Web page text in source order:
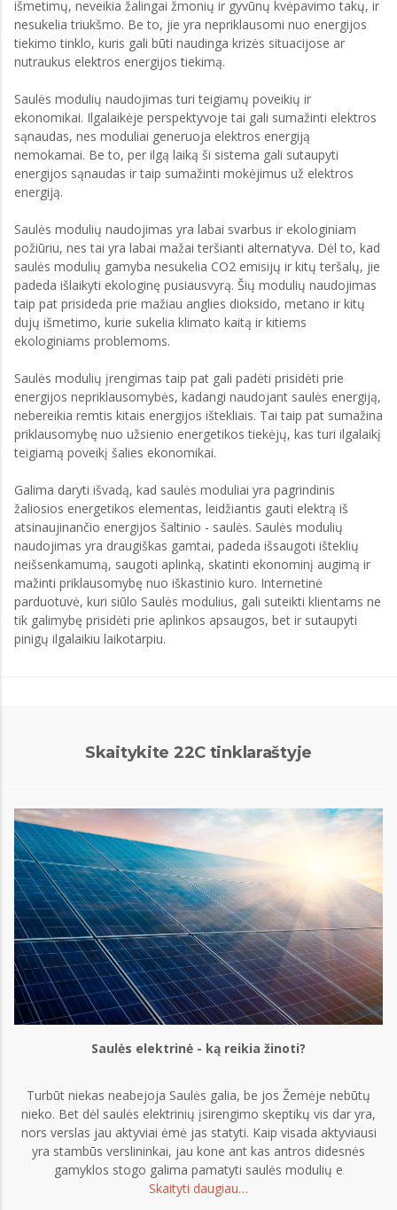
išmetimų, neveikia žalingai žmonių ir gyvūnų kvėpavimo takų, ir
nesukelia triukšmo. Be to, jie yra nepriklausomi nuo energijos
tiekimo tinklo, kuris gali būti naudinga krizės situacijose ar
nutraukus elektros energijos tiekimą.
Saulės modulių naudojimas turi teigiamų poveikių ir
ekonomikai. Ilgalaikėje perspektyvoje tai gali sumažinti elektros
sąnaudas, nes moduliai generuoja elektros energiją
nemokamai. Be to, per ilgą laiką ši sistema gali sutaupyti
energijos sąnaudas ir taip sumažinti mokėjimus už elektros
energiją.
Saulės modulių naudojimas yra labai svarbus ir ekologiniam
požiūriu, nes tai yra labai mažai teršianti alternatyva. Dėl to, kad
saulės modulių gamyba nesukelia CO2 emisijų ir kitų teršalų, jie
padeda išlaikyti ekologinę pusiausvyrą. Šių modulių naudojimas
taip pat prisideda prie mažiau anglies dioksido, metano ir kitų
dujų išmetimo, kurie sukelia klimato kaitą ir kitiems
ekologiniams problemoms.
Saulės modulių įrengimas taip pat gali padėti prisidėti prie
energijos nepriklausomybės, kadangi naudojant saulės energiją,
nebereikia remtis kitais energijos ištekliais. Tai taip pat sumažina
priklausomybę nuo užsienio energetikos tiekėjų, kas turi ilgalaikį
teigiamą poveikį šalies ekonomikai.
Galima daryti išvadą, kad saulės moduliai yra pagrindinis
žaliosios energetikos elementas, leidžiantis gauti elektrą iš
atsinaujinančio energijos šaltinio - saulės. Saulės modulių
naudojimas yra draugiškas gamtai, padeda išsaugoti išteklių
neišsenkamumą, saugoti aplinką, skatinti ekonominį augimą ir
mažinti priklausomybę nuo iškastinio kuro. Internetinė
parduotuvė, kuri siūlo Saulės modulius, gali suteikti klientams ne
tik galimybę prisidėti prie aplinkos apsaugos, bet ir sutaupyti
pinigų ilgalaikiu laikotarpiu.
Skaitykite 22C tinklaraštyje
Saulės elektrinė - ką reikia žinoti?
Turbūt niekas neabejoja Saulės galia, be jos Žemėje nebūtų
nieko. Bet dėl saulės elektrinių įsirengimo skeptikų vis dar yra,
nors verslas jau aktyviai ėmė jas statyti. Kaip visada aktyviausi
yra stambūs verslininkai, jau kone ant kas antros didesnės
gamyklos stogo galima pamatyti saulės modulių e
Skaityti daugiau…